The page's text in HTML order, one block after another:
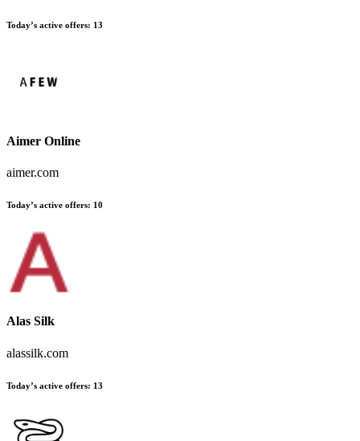
Today’s active offers: 13
Aimer Online
aimer.com
Today’s active offers: 10
Alas Silk
alassilk.com
Today’s active offers: 13